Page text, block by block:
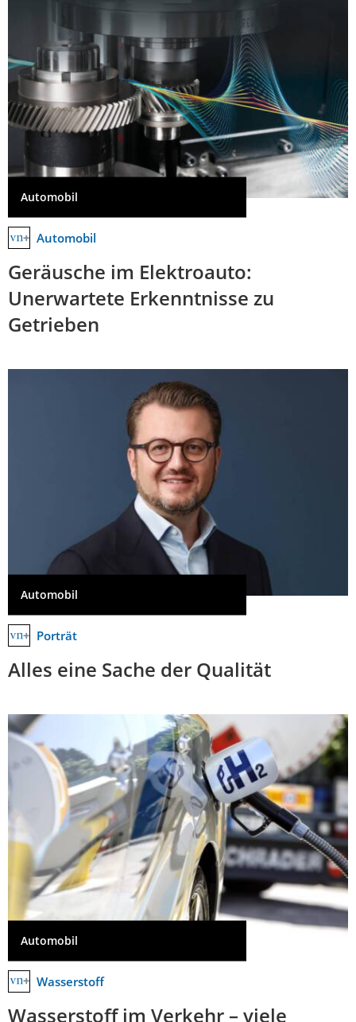
Automobil
Automobil
Geräusche im Elektroauto:
Unerwartete Erkenntnisse zu
Getrieben
Automobil
Porträt
Alles eine Sache der Qualität
Automobil
Wasserstoff
Wasserstoff im Verkehr – viele